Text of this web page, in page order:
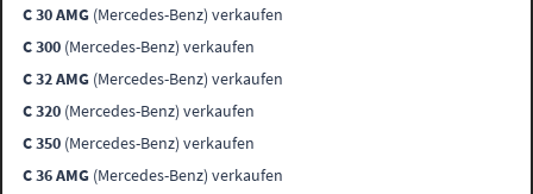
C 30 AMG (Mercedes-Benz) verkaufen
C 300 (Mercedes-Benz) verkaufen
C 32 AMG (Mercedes-Benz) verkaufen
C 320 (Mercedes-Benz) verkaufen
C 350 (Mercedes-Benz) verkaufen
C 36 AMG (Mercedes-Benz) verkaufen